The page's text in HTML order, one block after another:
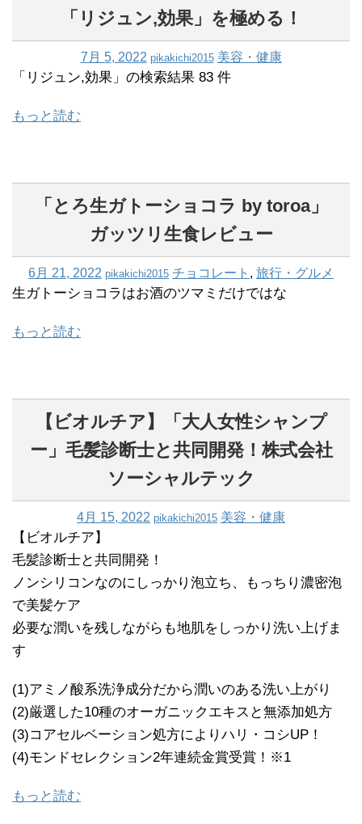
「リジュン,効果」を極める！
7月 5, 2022 pikakichi2015 美容・健康
「リジュン,効果」の検索結果 83 件
もっと読む
「とろ生ガトーショコラ by toroa」
ガッツリ生食レビュー
6月 21, 2022 pikakichi2015 チョコレート , 旅行・グルメ
生ガトーショコラはお酒のツマミだけではな
もっと読む
【ビオルチア】「大人女性シャンプ
ー」毛髪診断士と共同開発！株式会社
ソーシャルテック
4月 15, 2022 pikakichi2015 美容・健康
【ビオルチア】
毛髪診断士と共同開発！
ノンシリコンなのにしっかり泡立ち、もっちり濃密泡
で美髪ケア
必要な潤いを残しながらも地肌をしっかり洗い上げま
す
(1)アミノ酸系洗浄成分だから潤いのある洗い上がり
(2)厳選した10種のオーガニックエキスと無添加処方
(3)コアセルベーション処方によりハリ・コシUP！
(4)モンドセレクション2年連続金賞受賞！※1
もっと読む